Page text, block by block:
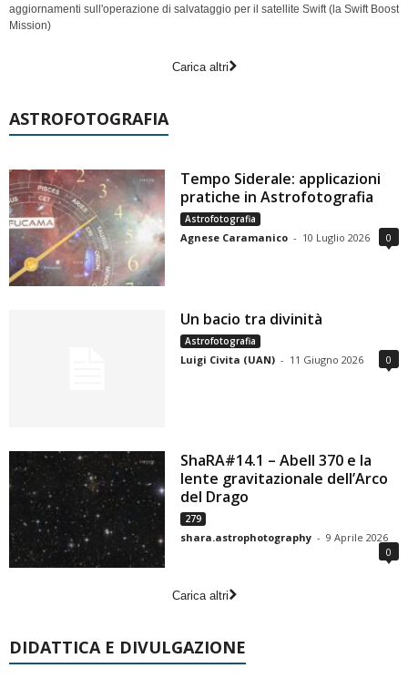
aggiornamenti sull'operazione di salvataggio per il satellite Swift (la Swift Boost
Mission)
Carica altri
ASTROFOTOGRAFIA
Tempo Siderale: applicazioni
pratiche in Astrofotografia
Astrofotografia
Agnese Caramanico - 10 Luglio 2026 0
Un bacio tra divinità
Astrofotografia
Luigi Civita (UAN) - 11 Giugno 2026 0
ShaRA#14.1 – Abell 370 e la
lente gravitazionale dell’Arco
del Drago
279
shara.astrophotography - 9 Aprile 2026
0
Carica altri
DIDATTICA E DIVULGAZIONE